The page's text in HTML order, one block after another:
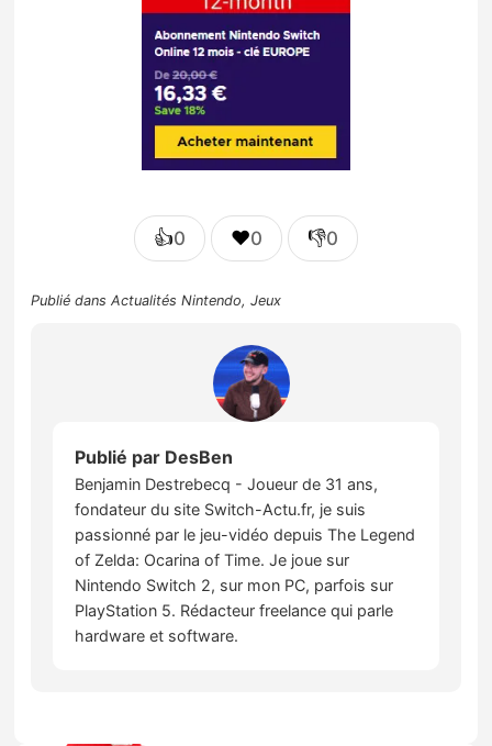
👍0 ❤️0 👎0
Publié dansActualités Nintendo,Jeux
Publié par DesBen
Benjamin Destrebecq - Joueur de 31 ans,
fondateur du site Switch-Actu.fr, je suis
passionné par le jeu-vidéo depuis The Legend
of Zelda: Ocarina of Time. Je joue sur
Nintendo Switch 2, sur mon PC, parfois sur
PlayStation 5. Rédacteur freelance qui parle
hardware et software.